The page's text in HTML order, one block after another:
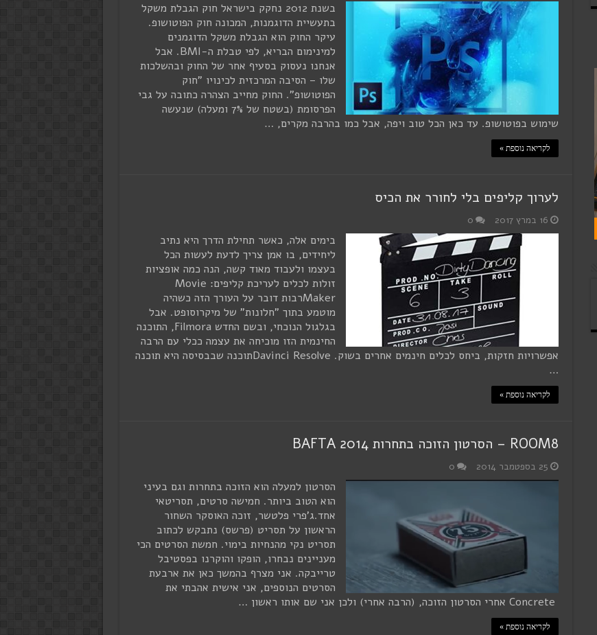
בשנת 2012 נחקק בישראל חוק הגבלת משקל
בתעשיית הדוגמנות, המכונה חוק הפוטושופ.
עיקר החוק הוא הגבלת משקל הדוגמנים
למינימום הבריא, לפי טבלת ה-BMI. אבל
אנחנו נעסוק בסעיף אחר של החוק ובהשלכות
שלו – הסיבה המרכזית לכינויו "חוק
הפוטושופ". החוק מחייב הצהרה כתובה על גבי
הפרסומת (בשטח של 7% ומעלה) שנעשה
שימוש בפוטושופ. עד כאן הכל טוב ויפה, אבל כמו בהרבה מקרים, …
לקריאה נוספת »
לערוך קליפים בלי לחורר את הכיס
16 במרץ 2017 0
בימים אלה, כאשר תחילת הדרך היא נתיב
ליחידים, בו אמן צריך לדעת לעשות הכל
בעצמו ולעבוד מאוד קשה, הנה כמה אופציות
זולות לכלים לעריכת קליפים: Movie
Makerרבות דובר על העורך הזה כשהיה
מוטמע בתוך "חלונות" של מיקרוסופט. אבל
בגלגול הנוכחי, ובשם החדש Filmora, התוכנה
החינמית הזו מוכיחה את עצמה ככלי עם הרבה
אפשרויות חזקות, ביחס לכלים חינמים אחרים בשוק. Davinci Resolveתוכנה שבבסיסה היא תוכנה
…
לקריאה נוספת »
ROOM8 – הסרטון הזוכה בתחרות BAFTA 2014
25 בספטמבר 2014 0
הסרטון למעלה הוא הזוכה בתחרות וגם בעיני
הוא הטוב ביותר. חמישה סרטים, תסריטאי
אחד.ג'פרי פלטשר, זוכה האוסקר השחור
הראשון על תסריט (פרשס) נתבקש לכתוב
תסריט נקי מהנחיות בימוי. חמשת הסרטים הכי
מעניינים נבחרו, הופקו והוקרנו בפסטיבל
טרייבקה. אני מצרף בהמשך כאן את ארבעת
הסרטים הנוספים, אני אישית אהבתי את
לקריאה נוספת »